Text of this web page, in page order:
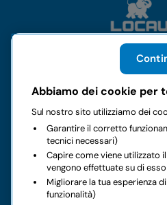
Noleggi
Business
Contatti
Abbiamo dei cookie per
Sul nostro sito utilizziamo dei
Garantire il corretto
tecnici necessari)
Capire come viene utilizzato
vengono effettuate su di
Migliorare la tua esperienza
funzionalità)